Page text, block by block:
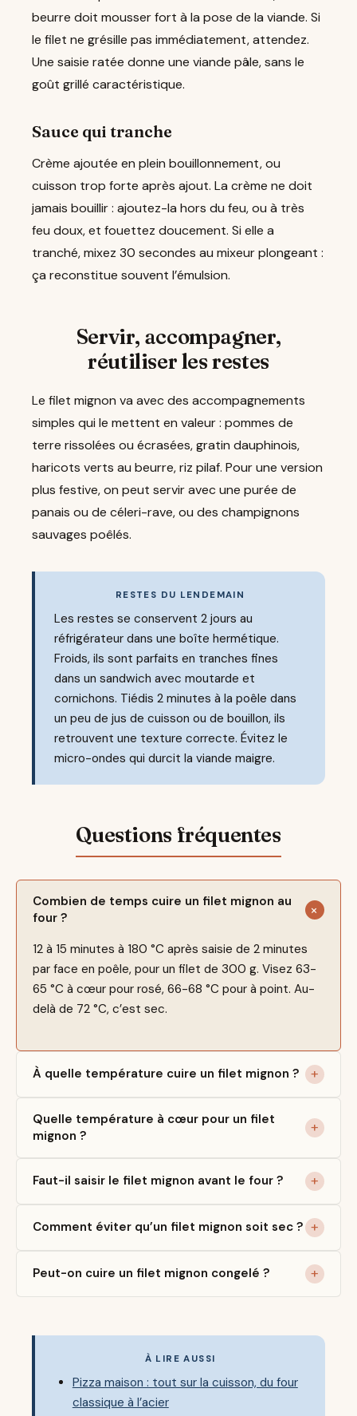
beurre doit mousser fort à la pose de la viande. Si
le filet ne grésille pas immédiatement, attendez.
Une saisie ratée donne une viande pâle, sans le
goût grillé caractéristique.
Sauce qui tranche
Crème ajoutée en plein bouillonnement, ou
cuisson trop forte après ajout. La crème ne doit
jamais bouillir : ajoutez-la hors du feu, ou à très
feu doux, et fouettez doucement. Si elle a
tranché, mixez 30 secondes au mixeur plongeant :
ça reconstitue souvent l’émulsion.
Servir, accompagner,
réutiliser les restes
Le filet mignon va avec des accompagnements
simples qui le mettent en valeur : pommes de
terre rissolées ou écrasées, gratin dauphinois,
haricots verts au beurre, riz pilaf. Pour une version
plus festive, on peut servir avec une purée de
panais ou de céleri-rave, ou des champignons
sauvages poêlés.
RESTES DU LENDEMAIN
Les restes se conservent 2 jours au
réfrigérateur dans une boîte hermétique.
Froids, ils sont parfaits en tranches fines
dans un sandwich avec moutarde et
cornichons. Tiédis 2 minutes à la poêle dans
un peu de jus de cuisson ou de bouillon, ils
retrouvent une texture correcte. Évitez le
micro-ondes qui durcit la viande maigre.
Combien de temps cuire un filet mignon au
four ?
12 à 15 minutes à 180 °C après saisie de 2 minutes
par face en poêle, pour un filet de 300 g. Visez 63-
65 °C à cœur pour rosé, 66-68 °C pour à point. Au-
delà de 72 °C, c’est sec.
À quelle température cuire un filet mignon ?
Quelle température à cœur pour un filet
mignon ?
Faut-il saisir le filet mignon avant le four ?
Comment éviter qu’un filet mignon soit sec ?
Peut-on cuire un filet mignon congelé ?
À LIRE AUSSI
Pizza maison : tout sur la cuisson, du four
classique à l’acier